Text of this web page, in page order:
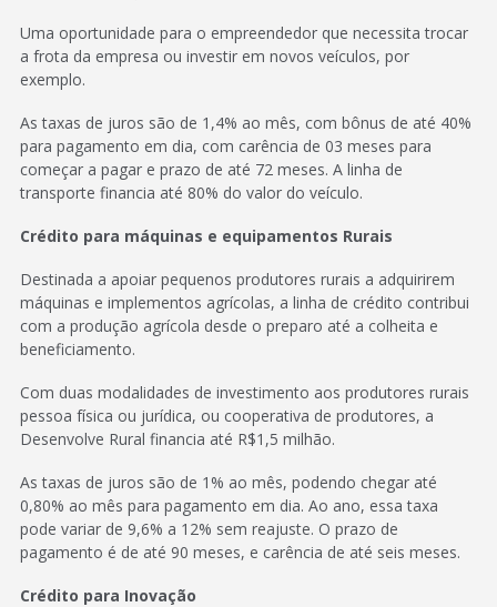
Uma oportunidade para o empreendedor que necessita trocar
a frota da empresa ou investir em novos veículos, por
exemplo.
As taxas de juros são de 1,4% ao mês, com bônus de até 40%
para pagamento em dia, com carência de 03 meses para
começar a pagar e prazo de até 72 meses. A linha de
transporte financia até 80% do valor do veículo.
Crédito para máquinas e equipamentos Rurais
Destinada a apoiar pequenos produtores rurais a adquirirem
máquinas e implementos agrícolas, a linha de crédito contribui
com a produção agrícola desde o preparo até a colheita e
beneficiamento.
Com duas modalidades de investimento aos produtores rurais
pessoa física ou jurídica, ou cooperativa de produtores, a
Desenvolve Rural financia até R$1,5 milhão.
As taxas de juros são de 1% ao mês, podendo chegar até
0,80% ao mês para pagamento em dia. Ao ano, essa taxa
pode variar de 9,6% a 12% sem reajuste. O prazo de
pagamento é de até 90 meses, e carência de até seis meses.
Crédito para Inovação